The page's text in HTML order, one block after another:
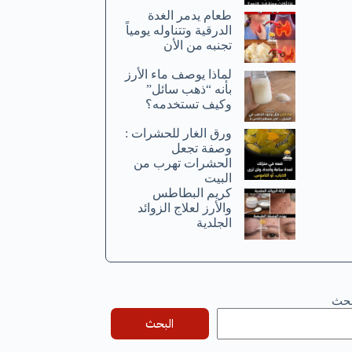
طعام يدمر الغدة
الدرقية وتتناوله يومياً
تجنبه من الأن
لماذا يوصف ماء الأرز
بأنه “ذهب سائل”
وكيف تستخدمه؟
ورق الغار للحشرات :
وصفة تجعل
الحشرات تهرب من
البيت
كريم البطاطس
والأرز لعلاج الزوائد
الجلدية
البحث